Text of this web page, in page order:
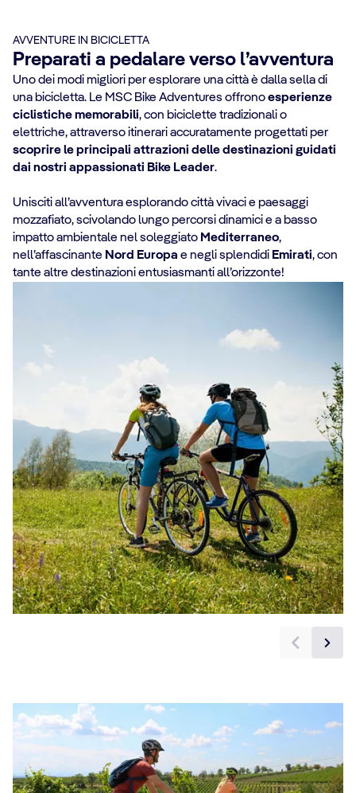
AVVENTURE IN BICICLETTA
Preparati a pedalare verso l’avventura
Uno dei modi migliori per esplorare una città è dalla sella di
una bicicletta. Le MSC Bike Adventures offronoesperienze
ciclistiche memorabili, con biciclette tradizionali o
elettriche, attraverso itinerari accuratamente progettati per
scoprire le principali attrazioni delle destinazioni guidati
dai nostri appassionati Bike Leader.
Unisciti all’avventura esplorando città vivaci e paesaggi
mozzafiato, scivolando lungo percorsi dinamici e a basso
impatto ambientale nel soleggiato Mediterraneo,
nell’affascinante Nord Europa e negli splendidi Emirati, con
tante altre destinazioni entusiasmanti all’orizzonte!